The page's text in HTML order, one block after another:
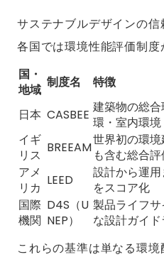
サステナブルデザインの信
各国では環境性能評価制度
国・
地域 制度名
特徴
日本 CASBEE 建築物の総
環・室内環境
イギ
リス BREEAM世界初の環
も含む総合評
アメ
リカ LEED
設計から運
をスコア化
国際
機関
D4S（U
NEP）
製品ライフ
な設計ガイ
これらの基準は単なる環境